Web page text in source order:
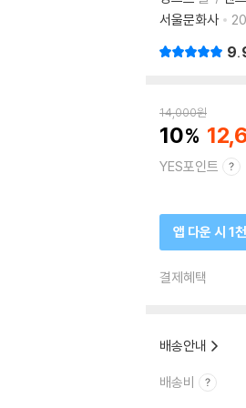
서울문화사
14,000원
10
YES포인트
앱 다운 시 1
결제혜택
배송안내
배송비